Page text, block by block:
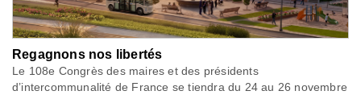
Regagnons nos libertés
Le 108e Congrès des maires et des présidents
d’intercommunalité de France se tiendra du 24 au 26 novembre